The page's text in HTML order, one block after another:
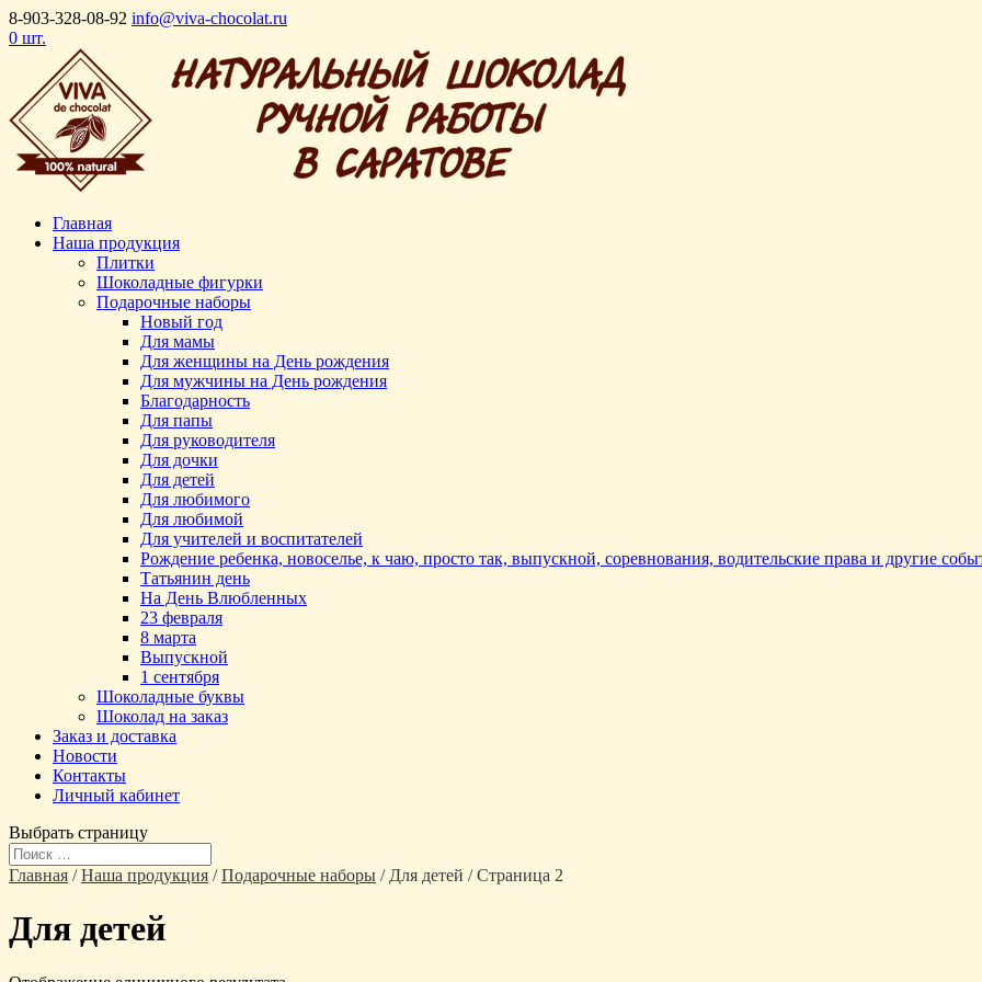
8-903-328-08-92 info@viva-chocolat.ru
0 шт.
Главная
Наша продукция
Плитки
Шоколадные фигурки
Подарочные наборы
Новый год
Для мамы
Для женщины на День рождения
Для мужчины на День рождения
Благодарность
Для папы
Для руководителя
Для дочки
Для детей
Для любимого
Для любимой
Для учителей и воспитателей
Рождение ребенка, новоселье, к чаю, просто так, выпускной, соревнования, водительские права и другие
Татьянин день
На День Влюбленных
23 февраля
8 марта
Выпускной
1 сентября
Шоколадные буквы
Шоколад на заказ
Заказ и доставка
Новости
Контакты
Личный кабинет
Выбрать страницу
Главная /Наша продукция /Подарочные наборы / Для детей / Страница 2
Для детей